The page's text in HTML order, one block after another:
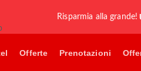
Risparmia alla grande!
Offerte Prenotazioni